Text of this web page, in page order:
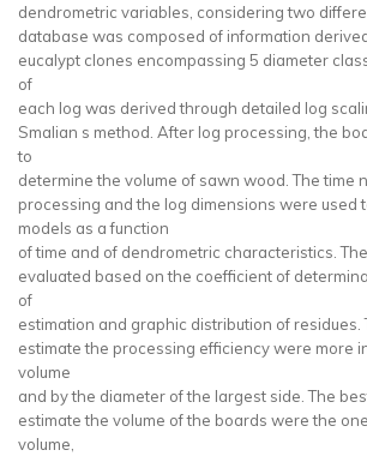
dendrometric variables, considering two
database was composed of information
eucalypt clones encompassing 5 diameter
of
each log was derived through detailed log
Smalian s method. After log processing, the
to
determine the volume of sawn wood. The time
processing and the log dimensions were used
models as a function
of time and of dendrometric characteristics.
evaluated based on the coefficient of
of
estimation and graphic distribution of residues.
estimate the processing efficiency were more
volume
and by the diameter of the largest side. The
estimate the volume of the boards were the
volume,